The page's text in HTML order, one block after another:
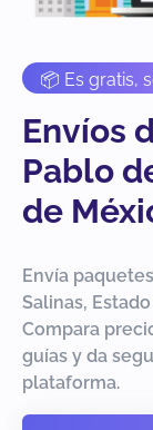
📦 Es gratis,
Envíos
Pablo
de
Envía
Salinas,
Compara
guías y da
plataforma.